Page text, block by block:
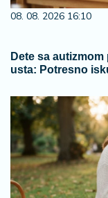
08. 08. 2026 16:10
Dete sa
usta: Potresno